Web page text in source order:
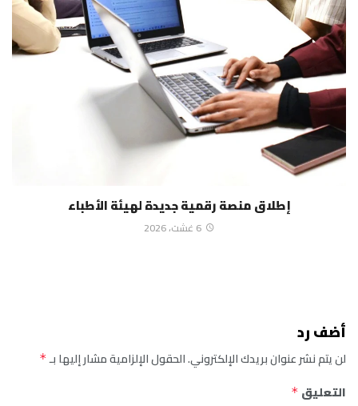
إطلاق منصة رقمية جديدة لهيئة الأطباء
6 غشت، 2026
أضف رد
لن يتم نشر عنوان بريدك الإلكتروني.الحقول الإلزامية مشار إليها بـ*
التعليق *